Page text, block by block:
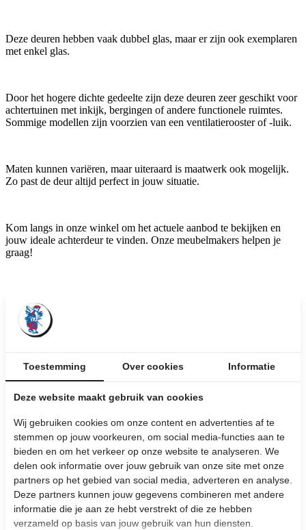
Deze deuren hebben vaak dubbel glas, maar er zijn ook exemplaren
met enkel glas.
Door het hogere dichte gedeelte zijn deze deuren zeer geschikt voor
achtertuinen met inkijk, bergingen of andere functionele ruimtes.
Sommige modellen zijn voorzien van een ventilatierooster of -luik.
Maten kunnen variëren, maar uiteraard is maatwerk ook mogelijk.
Zo past de deur altijd perfect in jouw situatie.
Kom langs in onze winkel om het actuele aanbod te bekijken en
jouw ideale achterdeur te vinden. Onze meubelmakers helpen je
graag!
Achterdeur hoge borstwering
Bekijk de afbeeldingen
inclusief BTW
Stel hier je vraag over dit product:
Wij leveren maatwerk producten uit eigen meubelmakerij
Bezorging aan huis
Gratisop te halen in de winkel (dinsdag t/m zaterdag
geopend )
Toestemming Over cookies Informatie
Deze website maakt gebruik van cookies
Wij gebruiken cookies om onze content en advertenties af te
stemmen op jouw voorkeuren, om social media-functies aan te
bieden en om het verkeer op onze website te analyseren. We
delen ook informatie over jouw gebruik van onze site met onze
partners op het gebied van social media, adverteren en analyse.
Deze partners kunnen jouw gegevens combineren met andere
informatie die je aan ze hebt verstrekt of die ze hebben
verzameld op basis van jouw gebruik van hun diensten.